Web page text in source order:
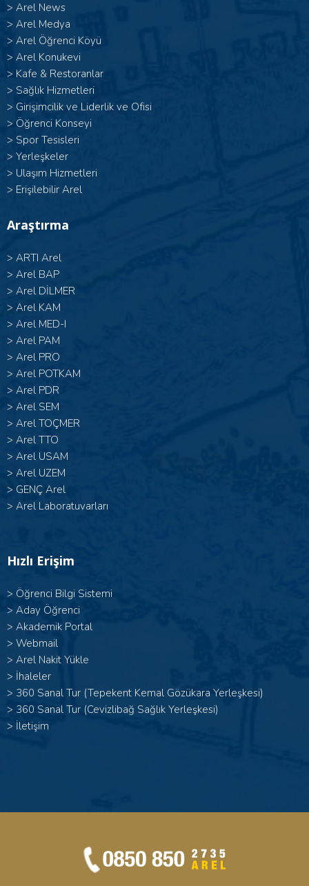
> Arel News
> Arel Medya
> Arel Öğrenci Köyü
> Arel Konukevi
> Kafe & Restoranlar
> Sağlık Hizmetleri
> Girişimcilik ve Liderlik ve Ofisi
> Öğrenci Konseyi
> Spor Tesisleri
> Yerleşkeler
> Ulaşım Hizmetleri
> Erişilebilir Arel
Araştırma
> ARTI Arel
> Arel BAP
> Arel DİLMER
> Arel KAM
> Arel MED-I
> Arel PAM
> Arel PRO
> Arel POTKAM
> Arel PDR
> Arel SEM
> Arel TOÇMER
> Arel TTO
> Arel USAM
> Arel UZEM
> GENÇ Arel
> Arel Laboratuvarları
Hızlı Erişim
> Öğrenci Bilgi Sistemi
> Aday Öğrenci
> Akademik Portal
> Webmail
> Arel Nakit Yükle
> İhaleler
> 360 Sanal Tur (Tepekent Kemal Gözükara Yerleşkesi)
> 360 Sanal Tur (Cevizlibağ Sağlık Yerleşkesi)
> İletişim